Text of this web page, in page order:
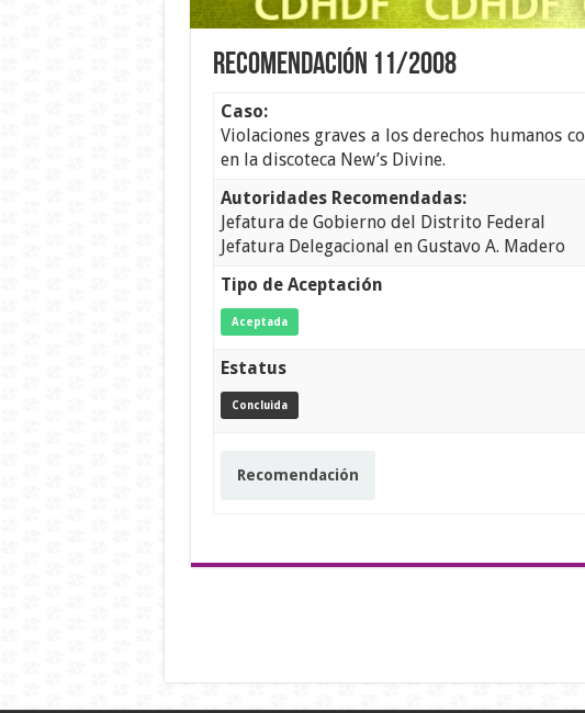
Recomendación 11/2008
Caso:
Violaciones graves a los derechos humanos
en la discoteca New’s Divine.
Autoridades Recomendadas:
Jefatura de Gobierno del Distrito Federal
Jefatura Delegacional en Gustavo A. Madero
Tipo de Aceptación
Aceptada
Estatus
Concluida
Recomendación